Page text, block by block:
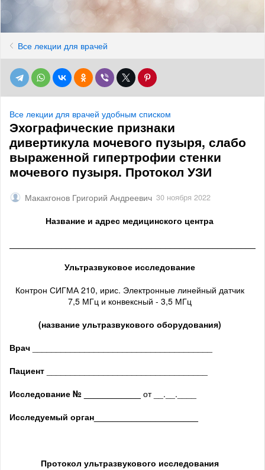
Все лекции для врачей
Все лекции для врачей удобным списком
Эхографические признаки
дивертикула мочевого пузыря, слабо
выраженной гипертрофии стенки
мочевого пузыря. Протокол УЗИ
Макакгонов Григорий Андреевич 30 ноября 2022
Название и адрес медицинского центра
Ультразвуковое исследование
Контрон СИГМА 210, ирис. Электронные линейный датчик
7,5 МГц и конвексный - 3,5 МГц
(название ультразвукового оборудования)
Врач
Пациент
Исследование № ____________ от __.__.____
Исследуемый орган
Протокол ультразвукового исследования